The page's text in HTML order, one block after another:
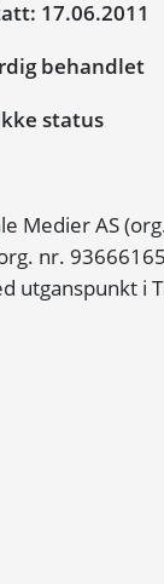
17.06.2011
behandlet
status
Medier AS
nr.
utganspunkt i